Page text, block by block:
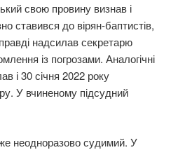
свою провину визнав і
ставився до вірян-баптистів,
надсилав секретарю
із погрозами. Аналогічні
і 30 січня 2022 року
У вчиненому підсудний
неодноразово судимий. У